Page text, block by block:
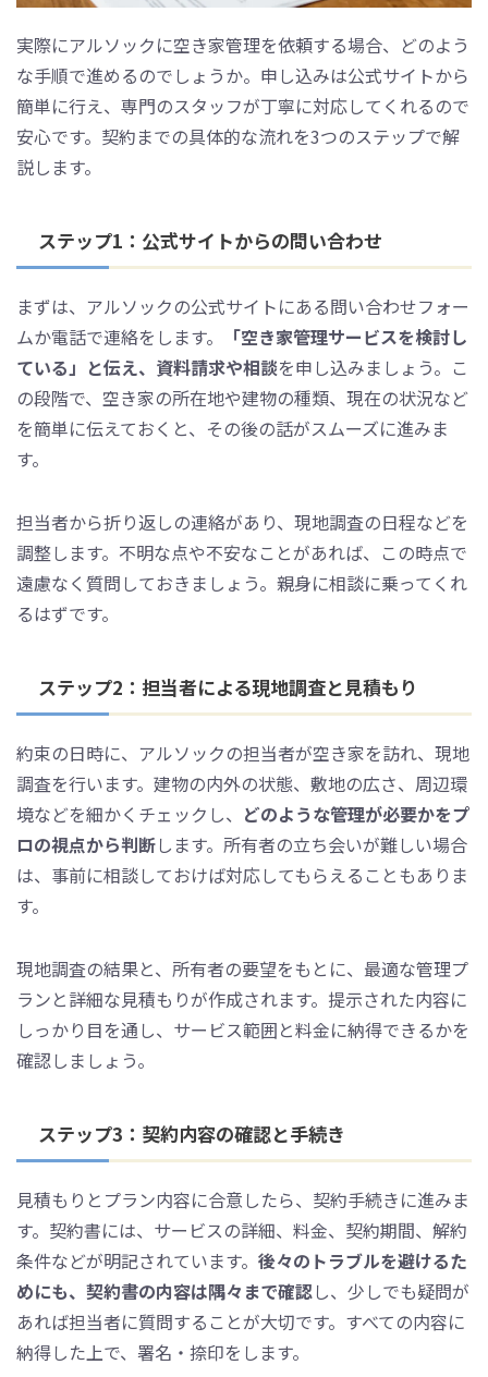
実際にアルソックに空き家管理を依頼する場合、どのよう
な手順で進めるのでしょうか。申し込みは公式サイトから
簡単に行え、専門のスタッフが丁寧に対応してくれるので
安心です。契約までの具体的な流れを3つのステップで解
説します。
ステップ1：公式サイトからの問い合わせ
まずは、アルソックの公式サイトにある問い合わせフォー
ムか電話で連絡をします。
「空き家管理サービスを検討し
ている」と伝え、資料請求や相談を申し込みましょう。こ
の段階で、空き家の所在地や建物の種類、現在の状況など
を簡単に伝えておくと、その後の話がスムーズに進みま
す。
担当者から折り返しの連絡があり、現地調査の日程などを
調整します。不明な点や不安なことがあれば、この時点で
遠慮なく質問しておきましょう。親身に相談に乗ってくれ
るはずです。
ステップ2：担当者による現地調査と見積もり
約束の日時に、アルソックの担当者が空き家を訪れ、現地
調査を行います。建物の内外の状態、敷地の広さ、周辺環
境などを細かくチェックし、 どのような管理が必要かをプ
ロの視点から判断します。所有者の立ち会いが難しい場合
は、事前に相談しておけば対応してもらえることもありま
す。
現地調査の結果と、所有者の要望をもとに、最適な管理プ
ランと詳細な見積もりが作成されます。提示された内容に
しっかり目を通し、サービス範囲と料金に納得できるかを
確認しましょう。
ステップ3：契約内容の確認と手続き
見積もりとプラン内容に合意したら、契約手続きに進みま
す。契約書には、サービスの詳細、料金、契約期間、解約
条件などが明記されています。 後々のトラブルを避けるた
めにも、契約書の内容は隅々まで確認し、少しでも疑問が
あれば担当者に質問することが大切です。すべての内容に
納得した上で、署名・捺印をします。